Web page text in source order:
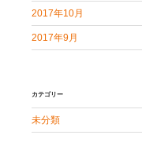
2017年10月
2017年9月
カテゴリー
未分類